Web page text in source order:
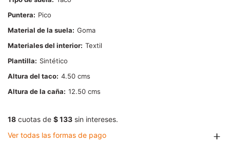
Puntera
Pico
Material de la suela
Goma
Materiales del interior Textil
Plantilla
Sintético
Altura del taco 4.50
Altura de la caña
12.50
18 cuotas de $ 133 sin intereses.
Ver todas las formas de pago